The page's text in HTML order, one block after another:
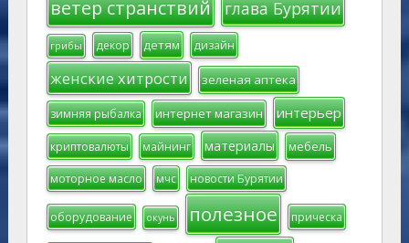
Алексей Цыденов Байкал Бурятия
Михаил Мишустин Селенга Улан-Удэ
авто автомобильное бетон бизнес
бизнес в интернете бурятия
ветер странствий глава Бурятии
грибы декор детям дизайн